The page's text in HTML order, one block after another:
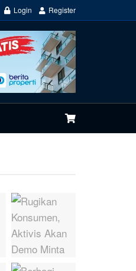
Login Register